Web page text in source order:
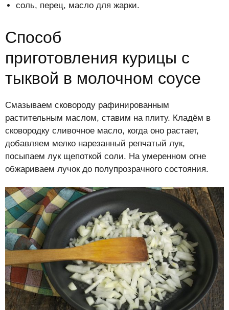
соль, перец, масло для жарки.
Способ
приготовления курицы с
тыквой в молочном соусе
Смазываем сковороду рафинированным
растительным маслом, ставим на плиту. Кладём в
сковородку сливочное масло, когда оно растает,
добавляем мелко нарезанный репчатый лук,
посыпаем лук щепоткой соли. На умеренном огне
обжариваем лучок до полупрозрачного состояния.